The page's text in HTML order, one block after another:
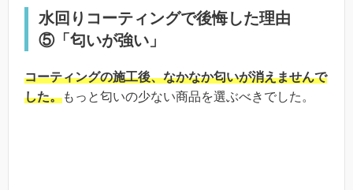
水回りコーティングで後悔した理由
⑤「匂いが強い」
コーティングの施工後、なかなか匂いが消えませんで
した。もっと匂いの少ない商品を選ぶべきでした。